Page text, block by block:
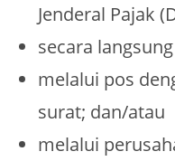
Jenderal Pajak
secara langsung
melalui pos
surat; dan/atau
melalui